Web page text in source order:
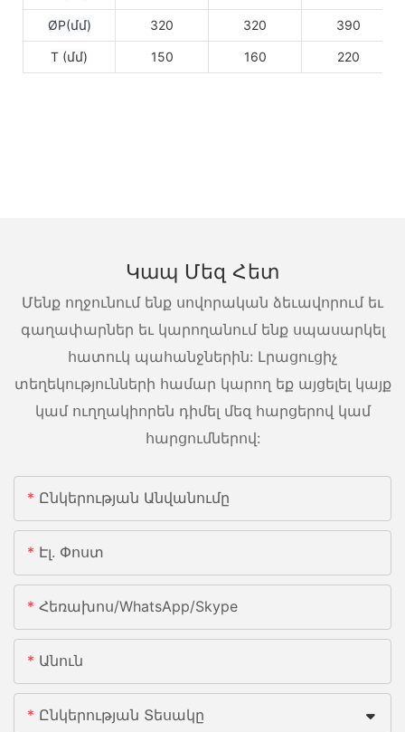
ØP(մմ) 320 320 390
T (մմ) 150 160 220
Կապ Մեզ Հետ
Մենք ողջունում ենք սովորական ձեւավորում եւ
գաղափարներ եւ կարողանում ենք սպասարկել
հատուկ պահանջներին: Լրացուցիչ
տեղեկությունների համար կարող եք այցելել կայք
կամ ուղղակիորեն դիմել մեզ հարցերով կամ
հարցումներով:
Ընկերության Անվանումը
Էլ. Փոստ
Հեռախոս/whatsApp/skype
Անուն
Ընկերության Տեսակը